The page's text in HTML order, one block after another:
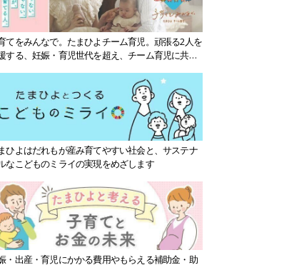
てをみんなで。たまひよチーム育児。頑張る2人を
する、妊娠・育児世代を超え、チーム育児に共感
ひよはだれもが産み育てやすい社会と、サステナ
なこどものミライの実現をめざします
・出産・育児にかかる費用やもらえる補助金・助